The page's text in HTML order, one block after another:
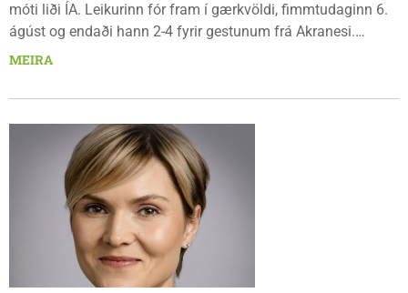
móti liði ÍA. Leikurinn fór fram í gærkvöldi, fimmtudaginn 6.
ágúst og endaði hann 2-4 fyrir gestunum frá Akranesi.
Tindastólsliðið frumsýndi tvo nýja leikmenn en þær dönsku
tvíburar.
MEIRA